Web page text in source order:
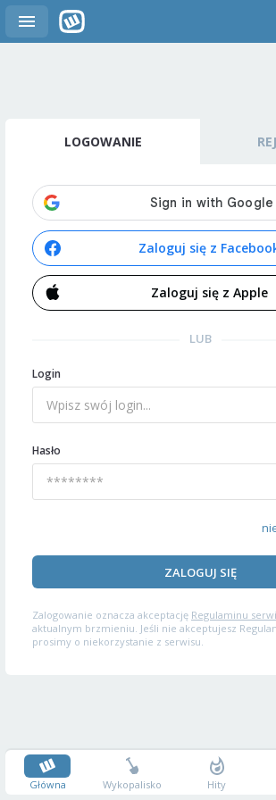
LOGOWANIE
Zaloguj się z
Zaloguj się z Apple
LUB
Login
Hasło
ZALOGUJ SIĘ
Zalogowanie oznacza akceptację Regulaminu
aktualnym brzmieniu. Jeśli nie akceptujesz
prosimy o niekorzystanie z serwisu.
Główna Wykopalisko Hity